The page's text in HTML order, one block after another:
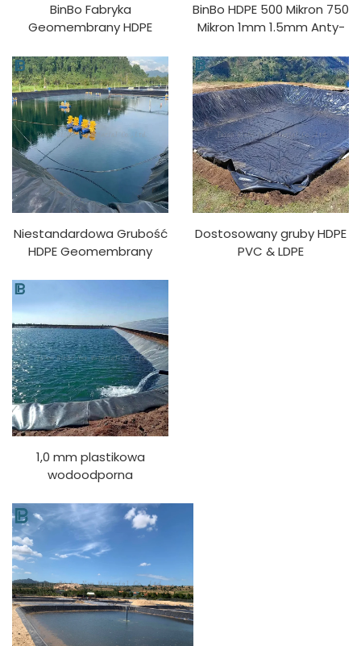
BinBo Fabryka
Geomembrany HDPE
Oczyszczanie Wody,
Akwakultura Materiału
PVC/LDPE/EVA/LLDPE
Model 1mm
BinBo HDPE 500 Mikron 750
Mikron 1mm 1.5mm Anty-
Rybołówstwa i Wypasania
Krewetek w Stawach
Akwakultury dla Indonezji
Niestandardowa Grubość
HDPE Geomembrany
Plastikowy Film do
Zbiorników Wodnych dla
Rybni, Akwakultury,
Wypełnienia
Dostosowany gruby HDPE
PVC & LDPE
1,0 mm plastikowa
wodoodporna
jezioro zbiornik tama
wyściółka basen staw
rybny farma wyściółka
HDPE geomembrana